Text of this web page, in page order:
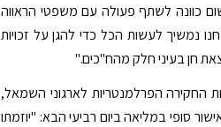
כוונה לשתף פעולה עם משפטי הראווה
נמשיך לעשות הכל כדי להגן על זכויות
חן בעיני חלק מהח"כים."
החקירה הפרלמנטריות לארגוני השמאל,
סופי במליאה ביום רביעי הבא: "יוזמתו